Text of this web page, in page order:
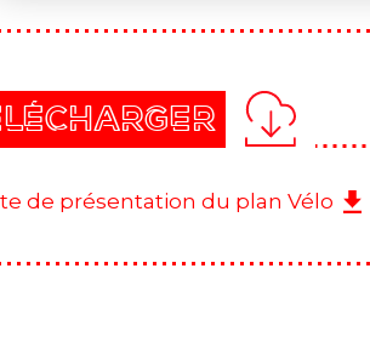
de présentation du plan Vélo